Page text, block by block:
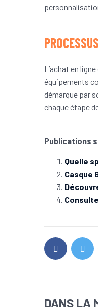
L’achat en ligne
équipements
démarque par
chaque étape
Publications
Quelle
Casque
DANS LA